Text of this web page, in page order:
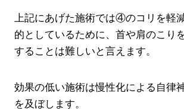
上記にあげた施術では④のコリを軽
的としているために、首や肩のこり
することは難しいと言えます。
効果の低い施術は慢性化による自律
を及ぼします。